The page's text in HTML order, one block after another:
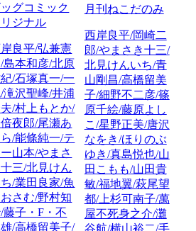
ッグコミック
ジナル
良平/弘兼憲
島本和彦/北原
/石塚真一/一
滝沢聖峰/井浦
/村上もとか/
夜郎/尾瀬あ
/能條純一/テ
ー山本/やまさ
三/北見けん
/業田良家/魚
おさむ/野村知
藤子・F・不
/高橋留美子/
月刊ねこだのみ
西岸良平/岡崎二
郎/やまさき十三/
北見けんいち/青
山剛昌/高橋留美
子/細野不二彦/篠
原千絵/藤原よし
こ/星野正美/唐沢
なをき/ほりのぶ
ゆき/真島悦也/山
田こもも/山田貴
敏/福地翼/萩尾望
都/上杉可南子/萬
屋不死身之介/灘
谷航/横山裕二/手